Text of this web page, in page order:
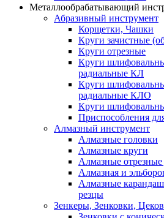
Металлообрабатывающий
Абразивный инструмент
Корщетки, Чашки
Круги зачистные
Круги отрезные
Круги
радиальные КЛ
Круги
радиальные КЛО
Круги
Приспособления
Алмазный инструмент
Алмазные головки
Алмазные круги
Алмазные отрезные
Алмазная и
Алмазные
резцы
Зенкеры, Зенковки,